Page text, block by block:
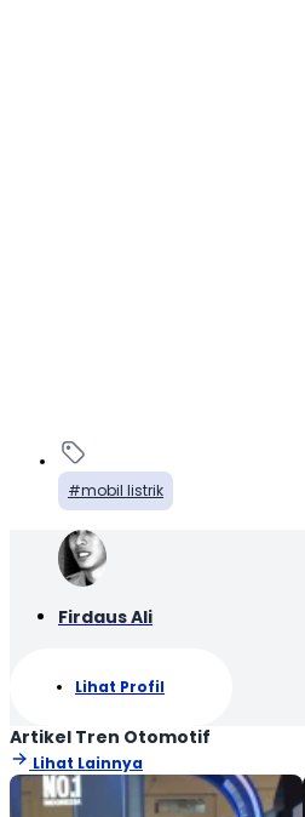
mobil listrik
Firdaus Ali
Lihat Profil
Artikel Tren Otomotif
Lihat Lainnya